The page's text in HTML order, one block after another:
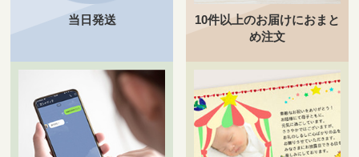
当日発送
10件以上のお届けにおまと
め注文